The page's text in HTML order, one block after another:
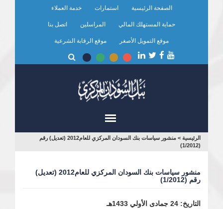
الصفحة الرئيسية استمارات خدمة العملاء
حماية المستهلك المالي المراسلين اتصل بنا
موقع التمويل الأصغر موقع الرقابة الشرعية
أنت
الرئيسية >
منشور سياسات بنك السودان المركزي للعام2012 (تعديل) رقم
(1/2012)
منشور سياسات بنك السودان المركزي للعام2012 (تعديل)
رقم (1/2012)
التاريخ: 24 جمادى الأولي 1433هـ